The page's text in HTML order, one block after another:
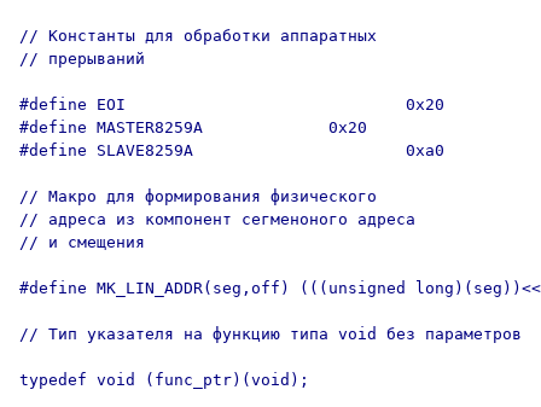
// Константы для обработки аппаратных
// прерываний
#define EOI                             0x20
#define MASTER8259A             0x20
#define SLAVE8259A                      0xa0
// Макро для формирования физического
// адреса из компонент сегменоного адреса
// и смещения
#define MK_LIN_ADDR(seg,off) (((unsigned
// Тип указателя на функцию типа void без параметров
typedef void (func_ptr)(void);